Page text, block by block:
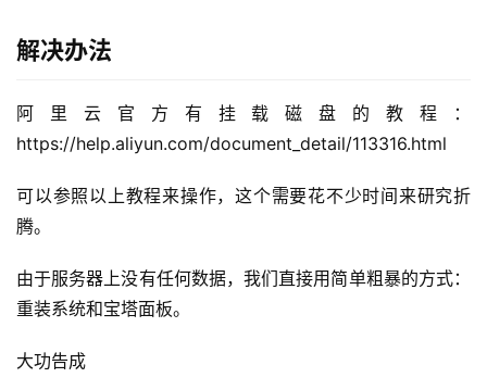
运
营
录
验
教
软
应
解决办法
阿里云官方有挂载磁盘的教程：
https://help.aliyun.com/document_detail/113316.html
可以参照以上教程来操作，这个需要花不少时间来研究折
腾。
由于服务器上没有任何数据，我们直接用简单粗暴的方式：
重装系统和宝塔面板。
大功告成